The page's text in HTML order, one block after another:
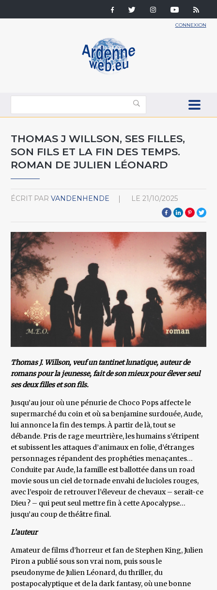
CONNEXION
THOMAS J WILLSON, SES FILLES,
SON FILS ET LA FIN DES TEMPS.
ROMAN DE JULIEN LÉONARD
ÉCRIT PAR VANDENHENDE LE 21/10/2025
Thomas J. Willson, veuf un tantinet lunatique, auteur de
romans pour la jeunesse, fait de son mieux pour élever seul
ses deux filles et son fils.
Jusqu’au jour où une pénurie de Choco Pops affecte le
supermarché du coin et où sa benjamine surdouée, Aude,
lui annonce la fin des temps. À partir de là, tout se
débande. Pris de rage meurtrière, les humains s’étripent
et subissent les attaques d’animaux en folie, d’étranges
personnages répandent des prophéties menaçantes…
Conduite par Aude, la famille est ballottée dans un road
movie sous un ciel de tornade envahi de lucioles rouges,
avec l’espoir de retrouver l’éleveur de chevaux – serait-ce
Dieu ? – qui peut seul mettre fin à cette Apocalypse…
jusqu’au coup de théâtre final.
L’auteur
Amateur de films d’horreur et fan de Stephen King, Julien
Piron a publié sous son vrai nom, puis sous le
pseudonyme de Julien Léonard, du thriller, du
postapocalyptique et de la dark fantasy, où une bonne